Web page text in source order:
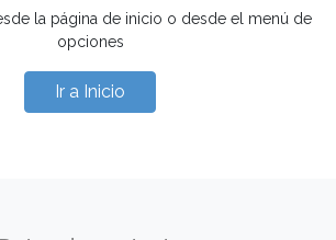
la página de inicio o desde el menú de
opciones
Ir a Inicio